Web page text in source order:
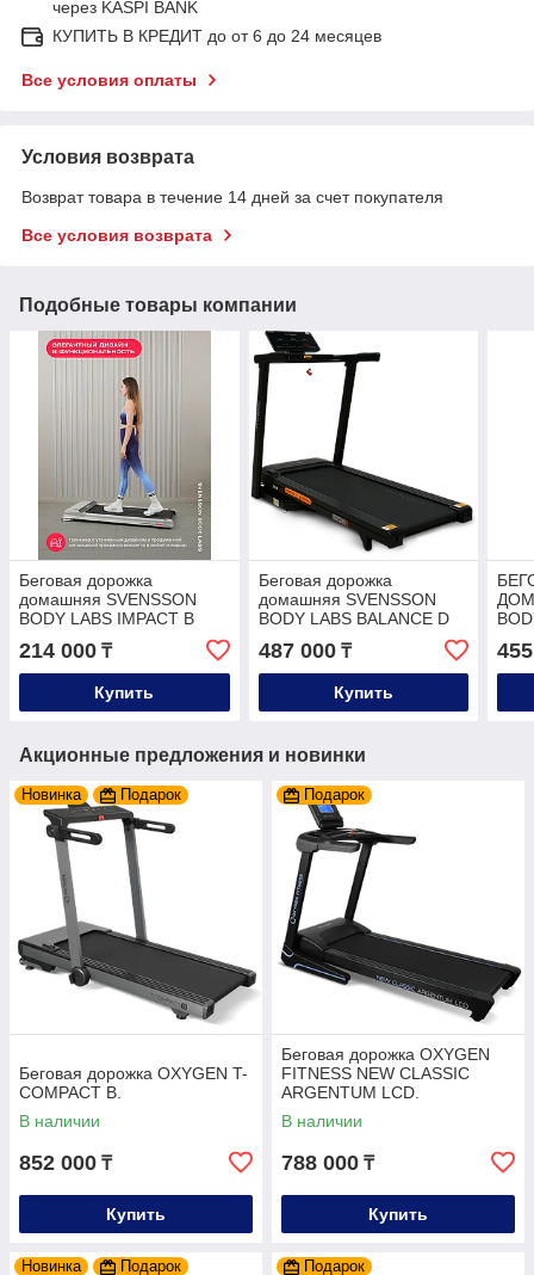
через KASPI BANK
КУПИТЬ В КРЕДИТ до от 6 до 24 месяцев
Все условия оплаты
Условия возврата
Возврат товара в течение 14 дней за счет покупателя
Все условия возврата
Подобные товары компании
Беговая дорожка
домашняя SVENSSON
BODY LABS IMPACT B
214 000 ₸
Купить
Беговая дорожка
домашняя SVENSSON
BODY LABS BALANCE D
487 000₸
Купить
Акционные предложения и новинки
Новинка Подарок
Беговая дорожка OXYGEN T-
COMPACT B.
В наличии
852 000 ₸
Купить
Подарок
Беговая дорожка OXYGEN
FITNESS NEW CLASSIC
ARGENTUM LCD.
В наличии
788 000 ₸
Купить
Новинка Подарок Подарок